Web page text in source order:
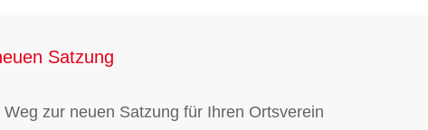
Satzung
zur neuen Satzung für Ihren Ortsverein